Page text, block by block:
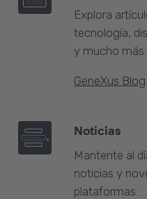
Explora
tecnología,
y mucho más.
GeneXus Blog
Noticias
Mantente al
noticias y
plataformas.